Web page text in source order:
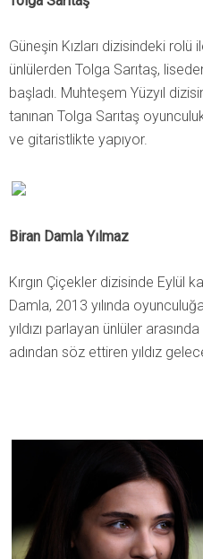
Güneşin Kızları dizisindeki rolü
ünlülerden Tolga Sarıtaş,
başladı. Muhteşem Yüzyıl
tanınan Tolga Sarıtaş
ve gitaristlikte yapıyor.
Biran Damla Yılmaz
Kırgın Çiçekler dizisinde Eylül
Damla, 2013 yılında
yıldızı parlayan ünlüler
adından söz ettiren yıldız